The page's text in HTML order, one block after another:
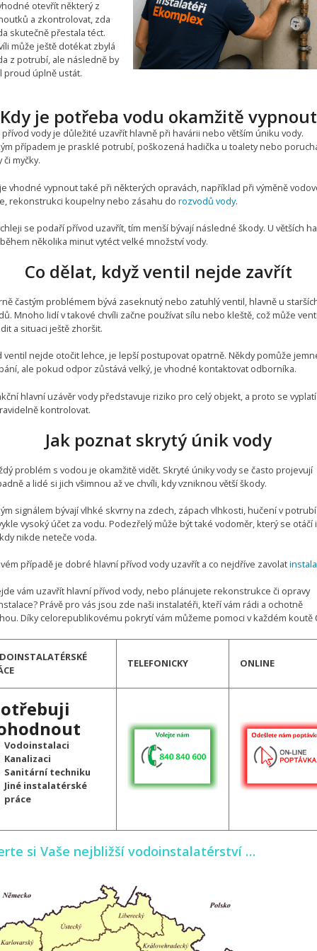
otevřít některý z
a zkontrolovat, zda
skutečně přestala téct.
může ještě dotékat zbylá
z potrubí, ale následně by
proud úplně ustát.
Kdy je potřeba vodu okamžitě vypnout
přívod vody je důležité uzavřít hlavně při havárii nebo větším úniku vody.
případem je prasklé potrubí, poškozená hadička u toalety nebo
či myčky.
vhodné vypnout také při některých opravách, například při výměně
rekonstrukci koupelny nebo zásahu do rozvodů vody.
se podaří přívod uzavřít, tím menší bývají následné škody. U větších
několika minut vytéct velké množství vody.
Co dělat, když ventil nejde zavřít
častým problémem bývá zaseknutý nebo zatuhlý ventil, hlavně u
Mnoho lidí v takové chvíli začne používat sílu nebo kleště, což může
a situaci ještě zhoršit.
ventil nejde otočit lehce, je lepší postupovat opatrně. Někdy pomůže
ale pokud odpor zůstává velký, je vhodné kontaktovat odborníka.
hlavní uzávěr vody představuje riziko pro celý objekt, a proto se
kontrolovat.
Jak poznat skrytý únik vody
problém s vodou je okamžitě vidět. Skryté úniky vody se často projevují
a lidé si jich všimnou až ve chvíli, kdy vzniknou větší škody.
signálem bývají vlhké skvrny na zdech, zápach vlhkosti, hučení v
vysoký účet za vodu. Podezřelý může být také vodoměr, který se otáčí
nikde neteče voda.
případě je dobré hlavní přívod vody uzavřít a co nejdříve zavolat
vám uzavřít hlavní přívod vody, nebo plánujete rekonstrukce či opravy
Právě pro vás jsou zde naši instalatéři, kteří vám rádi a ochotně
Díky celorepublikovému pokrytí vám můžeme pomoci v každém koutě
TELEFONICKY ONLINE
Vodoinstalaci
Kanalizaci
Sanitární techniku
Jiné instalatérské
práce
si Vaše nejbližší vodoinstalatérství …